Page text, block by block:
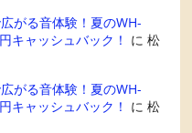
がる音体験！夏のWH-
キャッシュバック！ に松
がる音体験！夏のWH-
キャッシュバック！ に松